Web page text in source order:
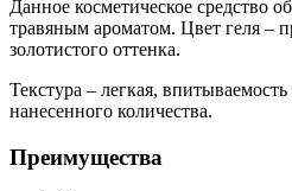
Данное косметическое средство
травяным ароматом. Цвет геля –
золотистого оттенка.
Текстура – легкая, впитываемость
нанесенного количества.
Преимущества